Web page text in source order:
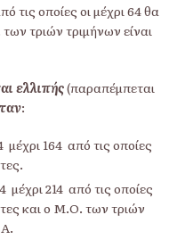
τις οποίες οι μέχρι 64 θα
τριών τριμήνων είναι
ελλιπής(παραπέμπεται
:
164 από τις οποίες
214 από τις οποίες
και ο Μ.Ο. των τριών